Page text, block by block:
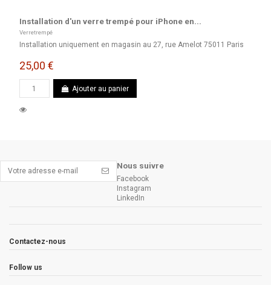
Installation d'un verre trempé pour iPhone en...
Verretrempé
Installation uniquement en magasin au 27, rue Amelot 75011 Paris
25,00 €
Ajouter au panier
Nous suivre
Facebook
Instagram
LinkedIn
Contactez-nous
Follow us